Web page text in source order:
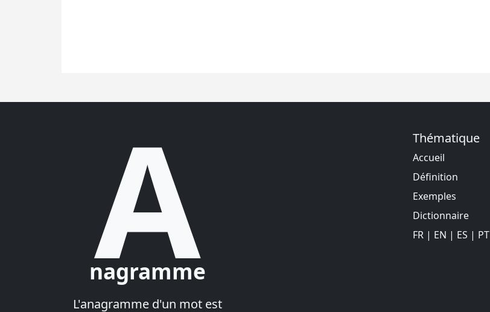
A
nagramme
L'anagramme d'un mot est
Thématique
Accueil
Définition
Exemples
Dictionnaire
FR | EN | ES | PT